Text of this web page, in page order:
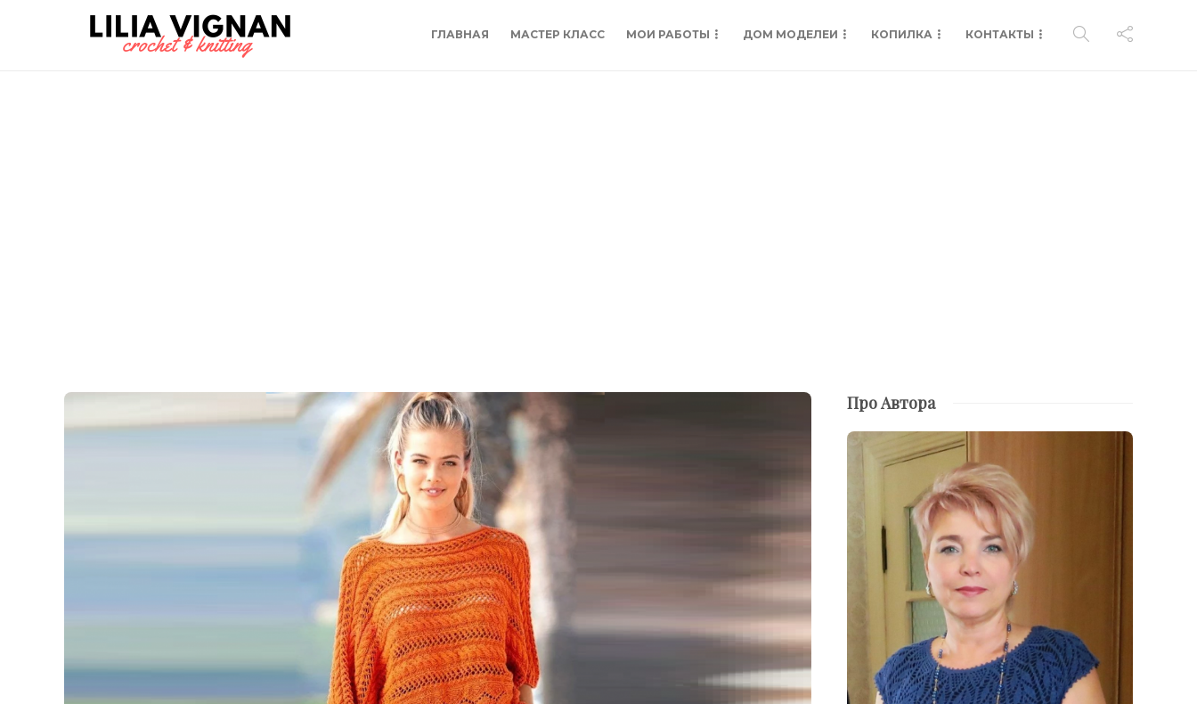
ГЛАВНАЯ МАСТЕР КЛАСС МОИ РАБОТЫ ДОМ МОДЕЛЕИ КОПИЛКА КОНТАКТЫ
Про Автора